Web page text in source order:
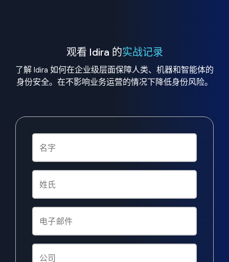
观看 Idira 的实战记录
了解 Idira 如何在企业级层面保障人类、机器和智能体的
身份安全。在不影响业务运营的情况下降低身份风险。